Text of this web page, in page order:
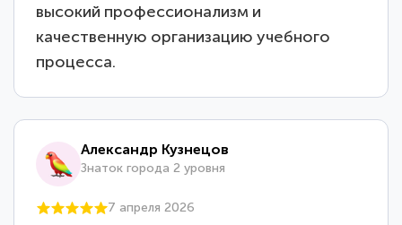
высокий профессионализм и
качественную организацию учебного
процесса.
Александр Кузнецов
Знаток города 2 уровня
7 апреля 2026